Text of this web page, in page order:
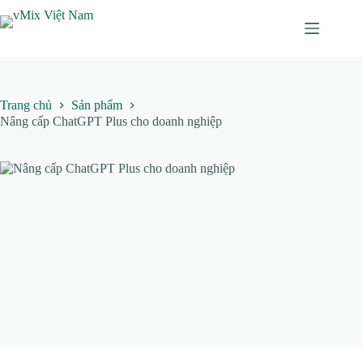
đến
Trang chủ
Sản phẩm
Nâng cấp ChatGPT Plus cho doanh nghiệp